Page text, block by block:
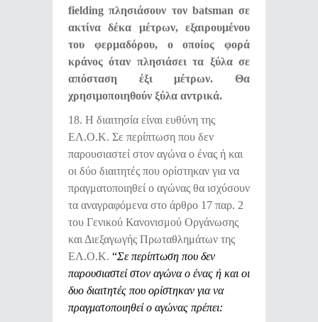
fielding πλησιάσουν τον batsman σε
ακτίνα δέκα μέτρων, εξαιρουμένου
του φερμαδόρου, ο οποίος φορά
κράνος όταν πλησιάσει τα ξύλα σε
απόσταση έξι μέτρων. Θα
χρησιμοποιηθούν ξύλα αντρικά.
18. Η διαιτησία είναι ευθύνη της
ΕΛ.Ο.Κ. Σε περίπτωση που δεν
παρουσιαστεί στον αγώνα ο ένας ή και
οι δύο διαιτητές που ορίστηκαν για να
πραγματοποιηθεί ο αγώνας θα ισχύσουν
τα αναγραφόμενα στο άρθρο 17 παρ. 2
του Γενικού Κανονισμού Οργάνωσης
και Διεξαγωγής Πρωταθλημάτων της
ΕΛ.Ο.Κ. “Σε περίπτωση που δεν
παρουσιαστεί στον αγώνα ο ένας ή και οι
δυο διαιτητές που ορίστηκαν για να
πραγματοποιηθεί ο αγώνας πρέπει: